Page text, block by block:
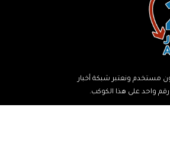
على 20 مليون مستخدم ونعتبر شبكة أخبار
رقم واحد على هذا الكوكب.